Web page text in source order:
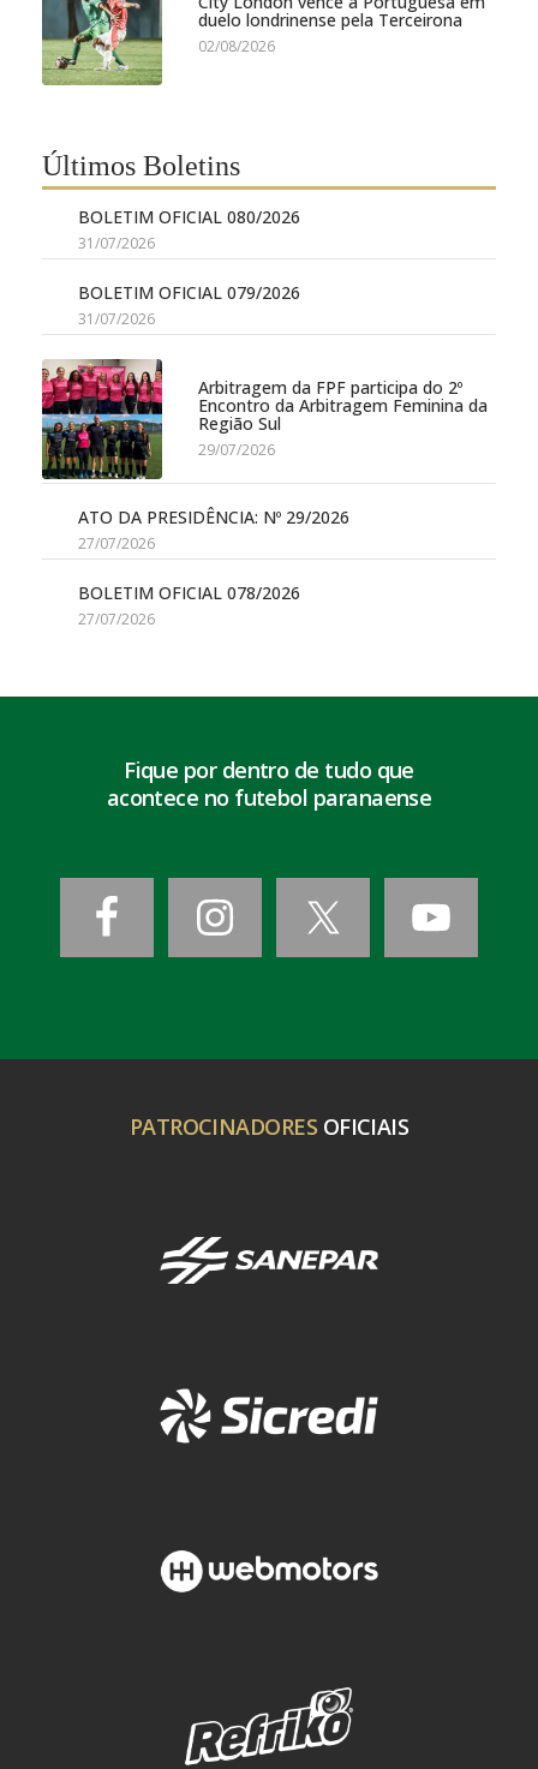
duelo londrinense pela Terceirona
02/08/2026
Últimos Boletins
BOLETIM OFICIAL 080/2026
31/07/2026
BOLETIM OFICIAL 079/2026
31/07/2026
Arbitragem da FPF participa do 2º
Encontro da Arbitragem Feminina da
Região Sul
29/07/2026
ATO DA PRESIDÊNCIA: Nº 29/2026
27/07/2026
BOLETIM OFICIAL 078/2026
27/07/2026
Fique por dentro de tudo que
acontece no futebol paranaense
PATROCINADORES OFICIAIS